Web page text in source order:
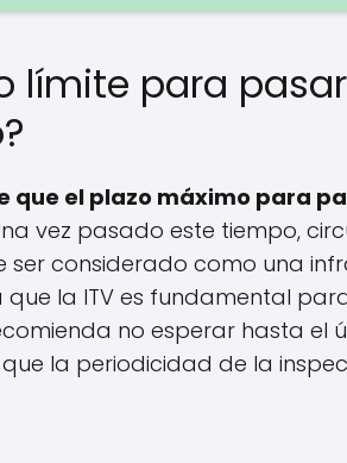
límite para
que el plazo máximo para
vez pasado este tiempo,
considerado como una
la ITV es fundamental
no esperar hasta el
la periodicidad de la